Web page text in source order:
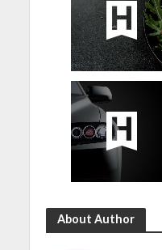
About Author